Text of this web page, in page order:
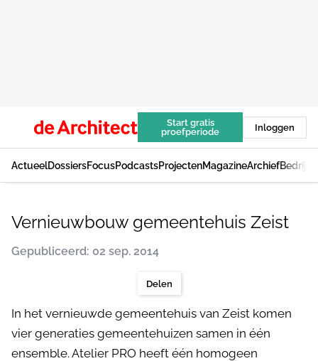
Start gratis
proefperiode
Inloggen
ActueelDossiersFocusPodcastsProjectenMagazineArchief
Vernieuwbouw gemeentehuis Zeist
Gepubliceerd: 02 sep. 2014
Delen
In het vernieuwde gemeentehuis van Zeist komen
vier generaties gemeentehuizen samen in één
ensemble. Atelier PRO heeft één homogeen